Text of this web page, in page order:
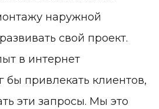
наружной
свой проект.
в интернет
бы привлекать клиентов,
эти запросы. Мы это